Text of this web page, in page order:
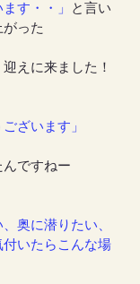
す・・」
と言い
った
えに来ました！
ざいます」
ですねー
奥に潜りたい、
いたらこんな場